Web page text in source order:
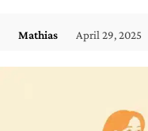
Mathias April 29, 2025